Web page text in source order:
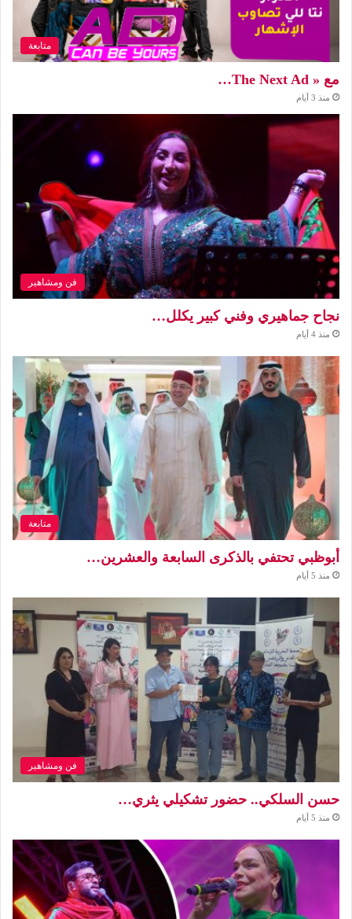
متابعة
مع « The Next Ad…
منذ 3 أيام
فن ومشاهير
نجاح جماهيري وفني كبير يكلل…
منذ 4 أيام
متابعة
أبوظبي تحتفي بالذكرى السابعة والعشرين…
منذ 5 أيام
فن ومشاهير
حسن السلكي.. حضور تشكيلي يثري…
منذ 5 أيام